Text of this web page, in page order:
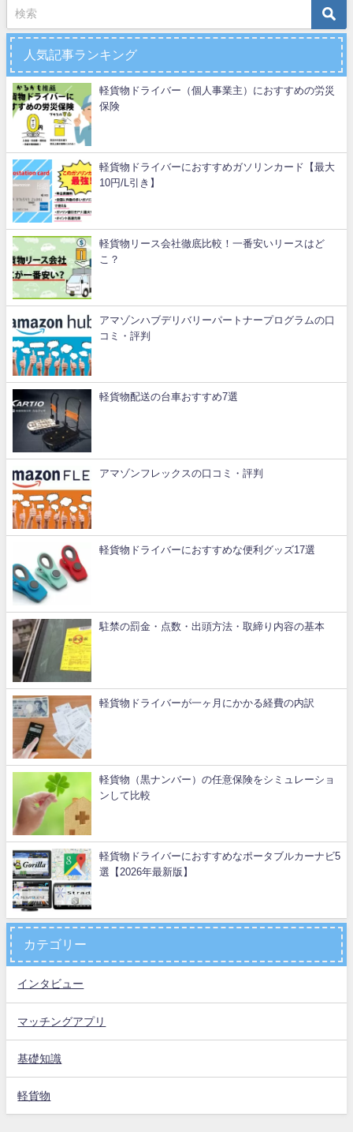
人気記事ランキング
軽貨物ドライバー（個人事業主）におすすめの労災
保険
軽貨物ドライバーにおすすめガソリンカード【最大
10円/L引き】
軽貨物リース会社徹底比較！一番安いリースはど
こ？
アマゾンハブデリバリーパートナープログラムの口
コミ・評判
軽貨物配送の台車おすすめ7選
アマゾンフレックスの口コミ・評判
軽貨物ドライバーにおすすめな便利グッズ17選
駐禁の罰金・点数・出頭方法・取締り内容の基本
軽貨物ドライバーが一ヶ月にかかる経費の内訳
軽貨物（黒ナンバー）の任意保険をシミュレーショ
ンして比較
軽貨物ドライバーにおすすめなポータブルカーナビ5
選【2026年最新版】
カテゴリー
インタビュー
マッチングアプリ
基礎知識
軽貨物